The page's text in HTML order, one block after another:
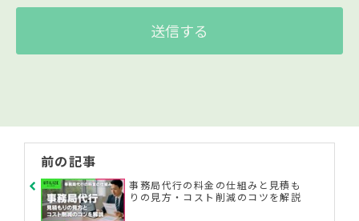
用する場合は、改めて目的をお知らせし、お
客様の同意を得た上で使用いたします。また、
1. メールによる商品のご案内・ご提案
2. 案内資料・請求書等の送付
3. 商品・サービスの正確な提供
個人情報の第三者提供及び委託について
前の記事
事務局代行の料金の仕組みと見積も
りの見方・コスト削減のコツを解説